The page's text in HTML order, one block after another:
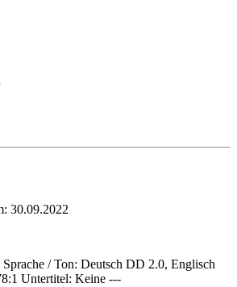
30.09.2022
/ Ton: Deutsch DD 2.0, Englisch
Untertitel: Keine ---